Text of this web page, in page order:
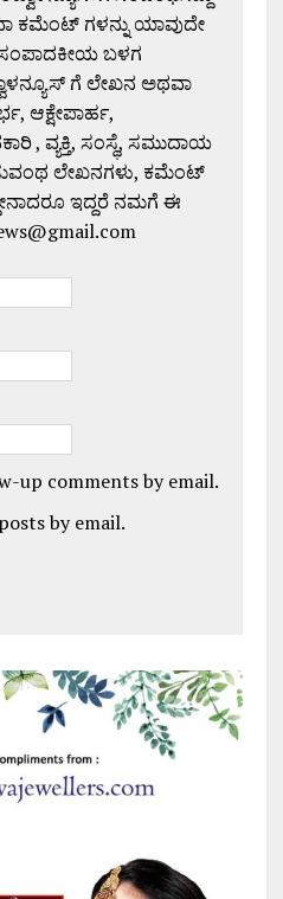
ಕಮೆಂಟ್ ಗಳನ್ನು ಯಾವುದೇ
ಬಳಗ
ಗೆ ಲೇಖನ ಅಥವಾ
ಆಕ್ಷೇಪಾರ್ಹ,
, ವ್ಯಕ್ತಿ, ಸಂಸ್ಥೆ, ಸಮುದಾಯ
ಲೇಖನಗಳು, ಕಮೆಂಟ್
ಇದ್ದರೆ ನಮಗೆ ಈ
up comments by email.
by email.